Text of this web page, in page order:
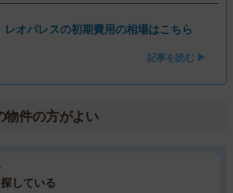
レオパレスの初期費用の相場はこちら
記事を読む ▶
物件の方がよい
している